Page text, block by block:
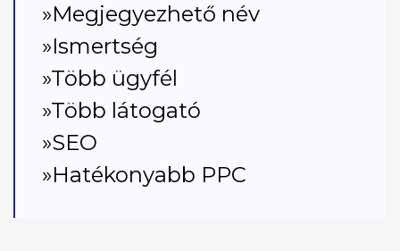
»Megjegyezhető név
»Ismertség
»Több ügyfél
»Több látogató
»SEO
»Hatékonyabb PPC